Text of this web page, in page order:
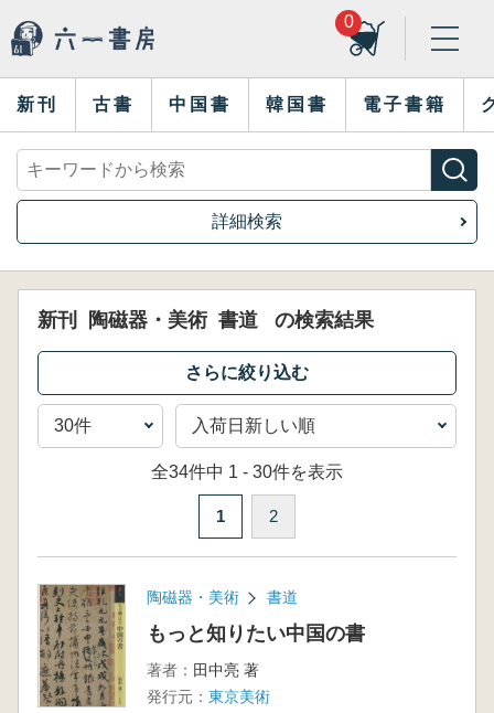
0
新刊 古書 中国書 韓国書 電子書籍
詳細検索
新刊 陶磁器・美術 書道 の検索結果
全34件中 1 - 30件を表示
1 2
陶磁器・美術 書道
もっと知りたい中国の書
著者： 田中亮 著
発行元： 東京美術